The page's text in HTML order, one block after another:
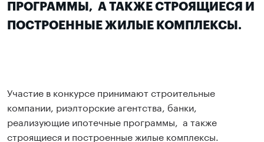
ПРОГРАММЫ, А ТАКЖЕ СТРОЯЩИЕСЯ И
ПОСТРОЕННЫЕ ЖИЛЫЕ КОМПЛЕКСЫ.
Участие в конкурсе принимают строительные
компании, риэлторские агентства, банки,
реализующие ипотечные программы, а также
строящиеся и построенные жилые комплексы.